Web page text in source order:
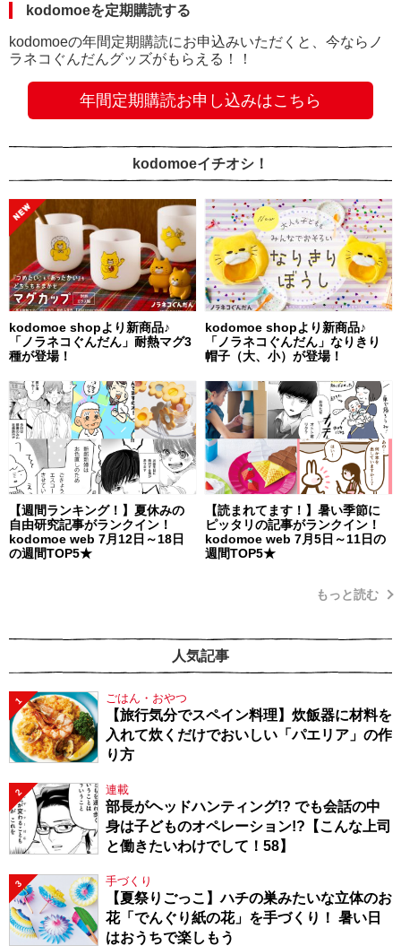
kodomoeを定期購読する
kodomoeの年間定期購読にお申込みいただくと、今ならノ
ラネコぐんだんグッズがもらえる！！
年間定期購読お申し込みはこちら
kodomoeイチオシ！
kodomoe shopより新商品♪
「ノラネコぐんだん」耐熱マグ3
種が登場！
kodomoe shopより新商品♪
「ノラネコぐんだん」なりきり
帽子（大、小）が登場！
【週間ランキング！】夏休みの
自由研究記事がランクイン！
kodomoe web 7月12日～18日
の週間TOP5★
【読まれてます！】暑い季節に
ピッタリの記事がランクイン！
kodomoe web 7月5日～11日の
週間TOP5★
もっと読む
人気記事
1 ごはん・おやつ
【旅行気分でスペイン料理】炊飯器に材料を
入れて炊くだけでおいしい「パエリア」の作
り方
2 連載
部長がヘッドハンティング!? でも会話の中
身は子どものオペレーション!?【こんな上司
と働きたいわけでして！58】
3 手づくり
【夏祭りごっこ】ハチの巣みたいな立体のお
花「でんぐり紙の花」を手づくり！ 暑い日
はおうちで楽しもう